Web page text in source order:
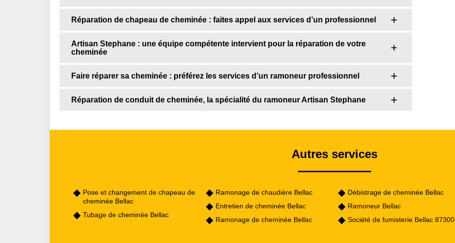
Réparation de chapeau de cheminée : faites appel aux services d’un professionnel
Artisan Stephane : une équipe compétente intervient pour la réparation de votre
cheminée
Faire réparer sa cheminée : préférez les services d’un ramoneur professionnel
Réparation de conduit de cheminée, la spécialité du ramoneur Artisan Stephane
Autres services
Pose et changement de chapeau de
cheminée Bellac
Tubage de cheminée Bellac
Ramonage de chaudière Bellac
Entretien de cheminée Bellac
Ramonage de cheminée Bellac
Débistrage de cheminée Bellac
Ramoneur Bellac
Société de fumisterie Bellac 87300